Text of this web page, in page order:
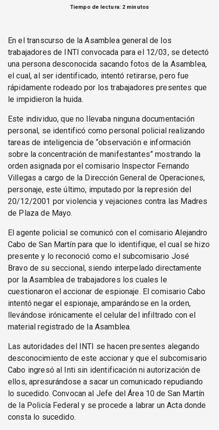
Tiempo de lectura: 2 minutos
En el transcurso de la Asamblea general de los
trabajadores de INTI convocada para el 12/03, se detectó
una persona desconocida sacando fotos de la Asamblea,
el cual, al ser identificado, intentó retirarse, pero fue
rápidamente rodeado por los trabajadores presentes que
le impidieron la huida.
Este individuo, que no llevaba ninguna documentación
personal, se identificó como personal policial realizando
tareas de inteligencia de “observación e información
sobre la concentración de manifestantes” mostrando la
orden asignada por el comisario Inspector Fernando
Villegas a cargo de la Dirección General de Operaciones,
personaje, este último, imputado por la represión del
20/12/2001 por violencia y vejaciones contra las Madres
de Plaza de Mayo.
El agente policial se comunicó con el comisario Alejandro
Cabo de San Martín para que lo identifique, el cual se hizo
presente y lo reconoció como el subcomisario José
Bravo de su seccional, siendo interpelado directamente
por la Asamblea de trabajadores los cuales le
cuestionaron el accionar de espionaje. El comisario Cabo
intentó negar el espionaje, amparándose en la orden,
llevándose irónicamente el celular del infiltrado con el
material registrado de la Asamblea.
Las autoridades del INTI se hacen presentes alegando
desconocimiento de este accionar y que el subcomisario
Cabo ingresó al Inti sin identificación ni autorización de
ellos, apresurándose a sacar un comunicado repudiando
lo sucedido. Convocan al Jefe del Área 10 de San Martín
de la Policía Federal y se procede a labrar un Acta donde
consta lo sucedido.